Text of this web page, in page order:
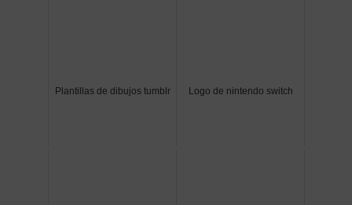
Plantillas de dibujos tumblr Logo de nintendo switch